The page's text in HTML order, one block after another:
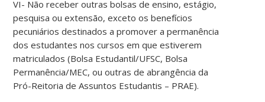
VI- Não receber outras bolsas de ensino, estágio,
pesquisa ou extensão, exceto os benefícios
pecuniários destinados a promover a permanência
dos estudantes nos cursos em que estiverem
matriculados (Bolsa Estudantil/UFSC, Bolsa
Permanência/MEC, ou outras de abrangência da
Pró-Reitoria de Assuntos Estudantis – PRAE).